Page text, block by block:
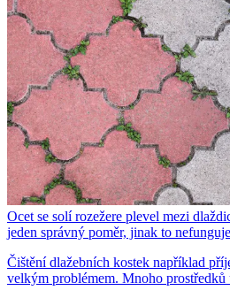
Ocet se solí rozežere plevel mezi
jeden správný poměr, jinak to nefunguje
Čištění dlažebních kostek například
velkým problémem. Mnoho prostředků